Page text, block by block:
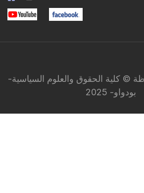
© كلية الحقوق والعلوم السياسية-
بودواو- 2025